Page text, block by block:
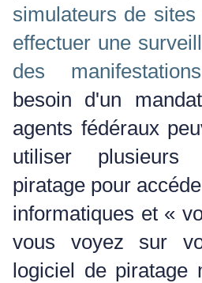
simulateurs de
effectuer une
des manifestations
besoin d'un
agents fédéraux
utiliser plusieurs
piratage pour
informatiques et «
vous voyez sur
logiciel de piratage